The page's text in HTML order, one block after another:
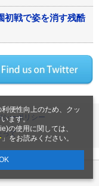
便性向上のため、クッ
ます。
の使用に関しては、
」をお読みください。
初戦で姿を消す残酷
シーポリシー
て